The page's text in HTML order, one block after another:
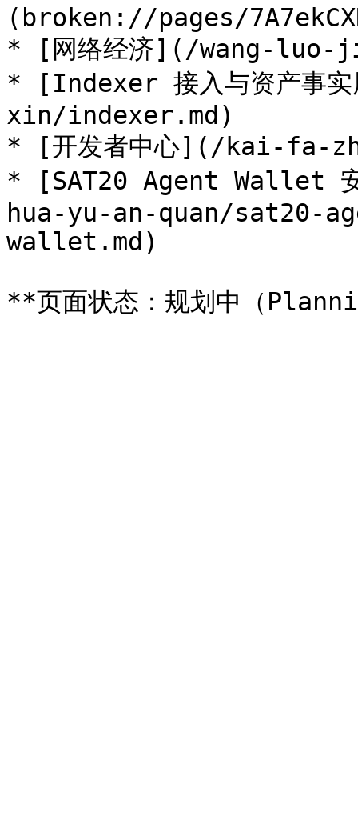
(broken://pages/
* [网络经济](/wang-luo-
* [Indexer 接入与资产事
xin/indexer.md)
* [开发者中心](/kai-fa-
* [SAT20 Agent Wallet
hua-yu-an-quan/sat20-
wallet.md)